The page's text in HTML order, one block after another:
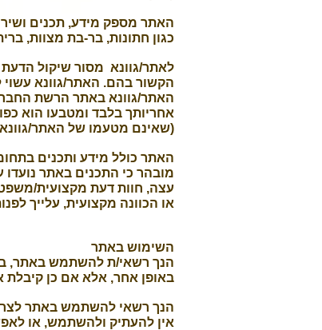
האתר מספק מידע, תכנים
כגון חתונות, בר-בת מצוות,
לאתר/גוונא מסור שיקול הדעת
הקשור בהם. האתר/גוונא עשוי
אחריותך בלבד ומטבעו הוא
(שאינם מטעמו של האתר/
האתר כולל מידע ותכנים
מובהר כי התכנים באתר
עצה, חוות דעת מקצועית/
או הכוונה מקצועית, עלייך
השימוש באתר
הנך רשאי/ת להשתמש באתר,
באופן אחר, אלא אם כן
הנך רשאי להשתמש באתר
אין להעתיק ולהשתמש, או